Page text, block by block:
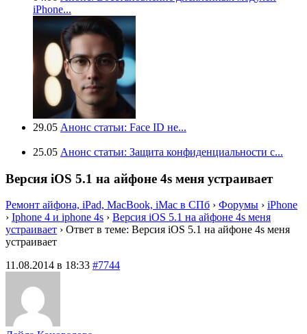
iPhone...
29.05 Анонс статьи: Face ID не...
25.05 Анонс статьи: Защита конфиденциальности с...
Версия iOS 5.1 на айфоне 4s меня устраивает
Ремонт айфона, iPad, MacBook, iMac в СПб › Форумы › iPhone
› Iphone 4 и iphone 4s › Версия iOS 5.1 на айфоне 4s меня
устраивает › Ответ в теме: Версия iOS 5.1 на айфоне 4s меня
устраивает
11.08.2014 в 18:33 #7744